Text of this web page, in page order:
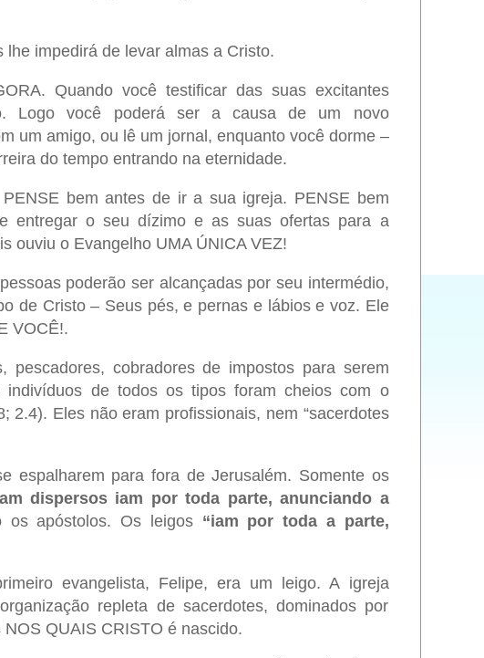
impedirá de levar almas a Cristo.
Quando você testificar das suas excitantes
Logo você poderá ser a causa de um novo
um amigo, ou lê um jornal, enquanto você dorme –
do tempo entrando na eternidade.
bem antes de ir a sua igreja. PENSE bem
entregar o seu dízimo e as suas ofertas para a
ouviu o Evangelho UMA ÚNICA VEZ!
poderão ser alcançadas por seu intermédio,
de Cristo – Seus pés, e pernas e lábios e voz. Ele
VOCÊ!.
pescadores, cobradores de impostos para serem
de todos os tipos foram cheios com o
2.4). Eles não eram profissionais, nem “sacerdotes
espalharem para fora de Jerusalém. Somente os
dispersos iam por toda parte, anunciando a
os apóstolos. Os leigos “iam por toda a parte,
evangelista, Felipe, era um leigo. A igreja
repleta de sacerdotes, dominados por
QUAIS CRISTO é nascido.